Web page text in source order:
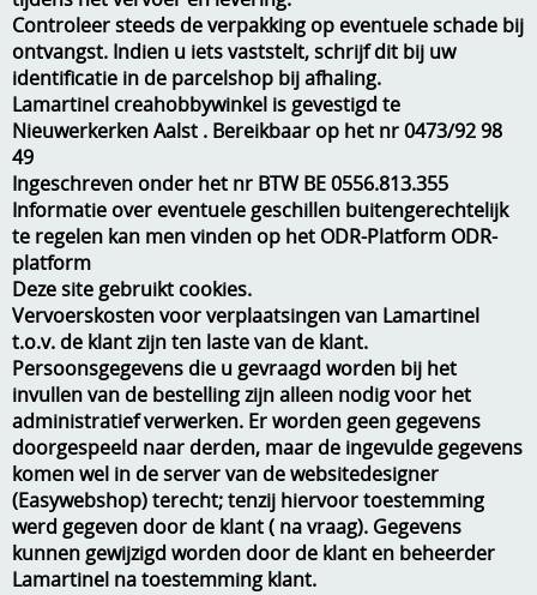
Stempels en zo
Template, mask, stencils, grids
Wat nog, een creatief kijkje
Controleer steeds de verpakking op eventuele schade bij
ontvangst. Indien u iets vaststelt, schrijf dit bij uw
identificatie in de parcelshop bij afhaling.
Lamartinel creahobbywinkel is gevestigd te
Nieuwerkerken Aalst . Bereikbaar op het nr 0473/92 98
49
Ingeschreven onder het nr BTW BE 0556.813.355
Informatie over eventuele geschillen buitengerechtelijk
te regelen kan men vinden op het ODR-Platform ODR-
platform
Deze site gebruikt cookies.
Vervoerskosten voor verplaatsingen van Lamartinel
t.o.v. de klant zijn ten laste van de klant.
Persoonsgegevens die u gevraagd worden bij het
invullen van de bestelling zijn alleen nodig voor het
administratief verwerken. Er worden geen gegevens
doorgespeeld naar derden, maar de ingevulde gegevens
komen wel in de server van de websitedesigner
(Easywebshop) terecht; tenzij hiervoor toestemming
werd gegeven door de klant ( na vraag). Gegevens
kunnen gewijzigd worden door de klant en beheerder
Lamartinel na toestemming klant.